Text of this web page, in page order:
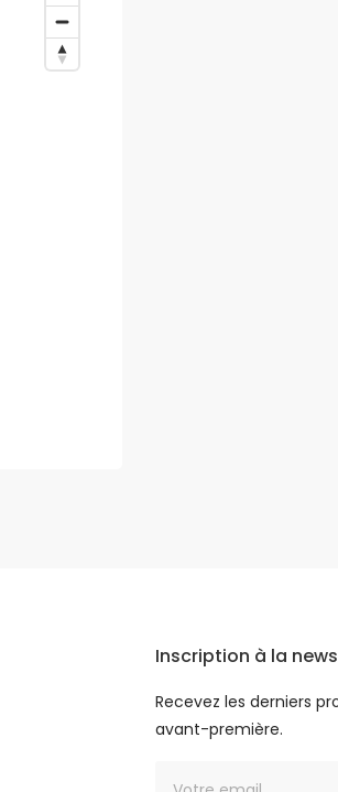
Inscription à la
Recevez les derniers
avant-première.